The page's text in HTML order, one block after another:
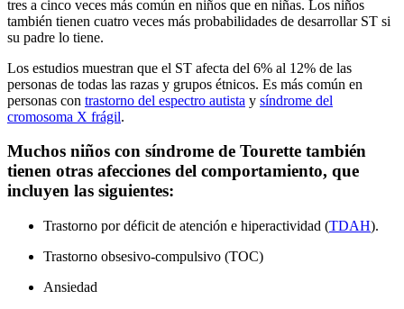
tres a cinco veces más común en niños que en niñas. Los niños
también tienen cuatro veces más probabilidades de desarrollar ST si
su padre lo tiene.
Los estudios muestran que el ST afecta del 6% al 12% de las
personas de todas las razas y grupos étnicos. Es más común en
personas con trastorno del espectro autista y síndrome del
cromosoma X frágil.
Muchos niños con síndrome de Tourette también
tienen otras afecciones del comportamiento, que
incluyen las siguientes:
Trastorno por déficit de atención e hiperactividad (TDAH).
Trastorno obsesivo-compulsivo (TOC)
Ansiedad